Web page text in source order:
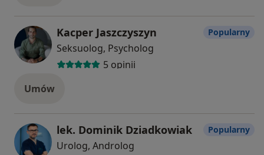
Kacper Jaszczyszyn
Seksuolog, Psycholog
5 opinii
Popularny
Umów
lek. Dominik Dziadkowiak
Urolog, Androlog
Popularny